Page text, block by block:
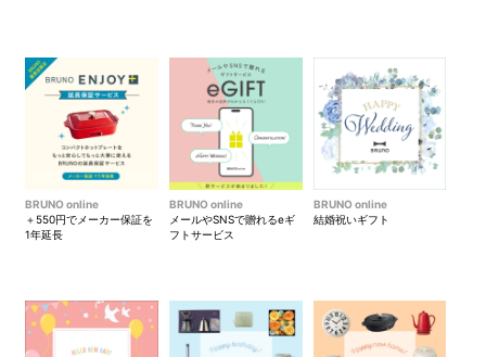
定カラー】アッシュグリーン
撥水加工の生地。※撥水加工は
防水加工とは異なるため、長
時間の雨水では水が染みこむ
場合がございます。
オリジナルの引手（ライトグ
レー）
レー/ブラック）
BRUNO online
＋550円でメーカー保証を
1年延長
BRUNO online
メールやSNSで贈れるeギ
フトサービス
BRUNO online
結婚祝いギフト